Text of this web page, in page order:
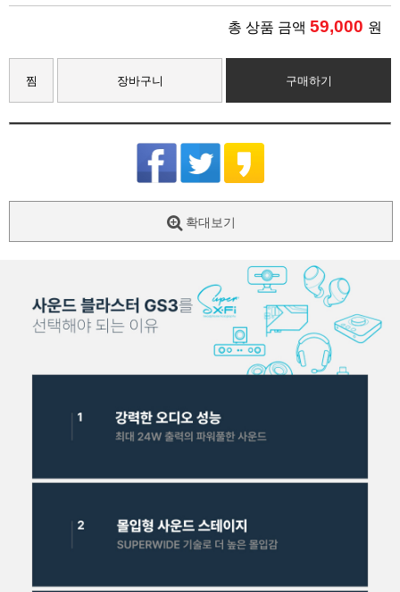
총 상품 금액 59,000 원
찜 장바구니 구매하기
확대보기